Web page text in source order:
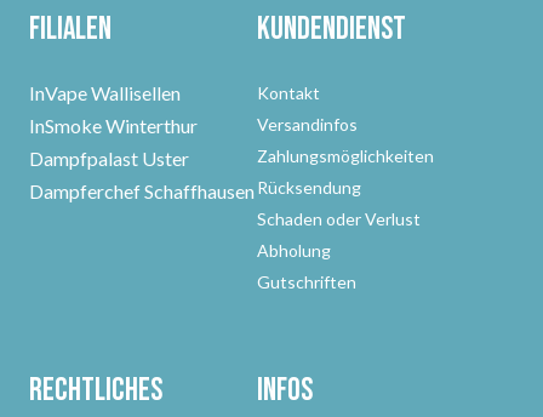
Filialen
InVape Wallisellen
InSmoke Winterthur
Dampfpalast Uster
Dampferchef Schaffhausen
Kundendienst
Kontakt
Versandinfos
Zahlungsmöglichkeiten
Rücksendung
Schaden oder Verlust
Abholung
Gutschriften
Rechtliches Infos